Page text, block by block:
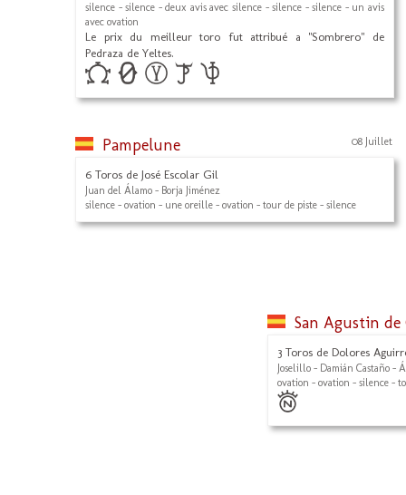
silence - silence - deux avis avec silence - silence - silence - un avis
avec ovation
Le prix du meilleur toro fut attribué a "Sombrero" de
Pedraza de Yeltes.
Pampelune 08 Juillet
6 Toros de José Escolar Gil
Juan del Álamo - Borja Jiménez
silence - ovation - une oreille - ovation - tour de piste - silence
San Agustin de
3 Toros de Dolores
Joselillo - Damián Castaño -
ovation - ovation - silence -